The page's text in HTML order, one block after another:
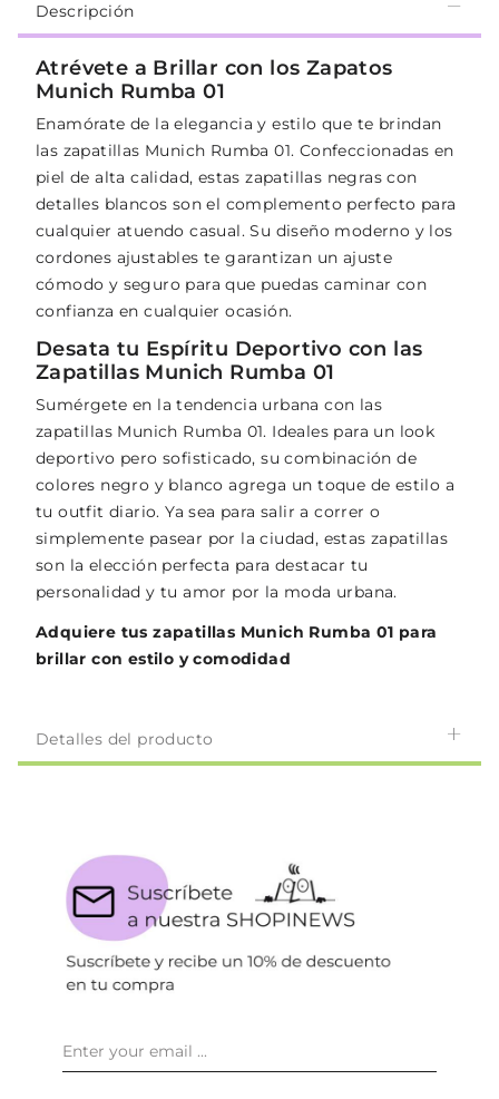
Descripción
Atrévete a Brillar con los Zapatos
Munich Rumba 01
Enamórate de la elegancia y estilo que te brindan
las zapatillas Munich Rumba 01. Confeccionadas en
piel de alta calidad, estas zapatillas negras con
detalles blancos son el complemento perfecto para
cualquier atuendo casual. Su diseño moderno y los
cordones ajustables te garantizan un ajuste
cómodo y seguro para que puedas caminar con
confianza en cualquier ocasión.
Desata tu Espíritu Deportivo con las
Zapatillas Munich Rumba 01
Sumérgete en la tendencia urbana con las
zapatillas Munich Rumba 01. Ideales para un look
deportivo pero sofisticado, su combinación de
colores negro y blanco agrega un toque de estilo a
tu outfit diario. Ya sea para salir a correr o
simplemente pasear por la ciudad, estas zapatillas
son la elección perfecta para destacar tu
personalidad y tu amor por la moda urbana.
Adquiere tus zapatillas Munich Rumba 01 para
brillar con estilo y comodidad
Detalles del producto